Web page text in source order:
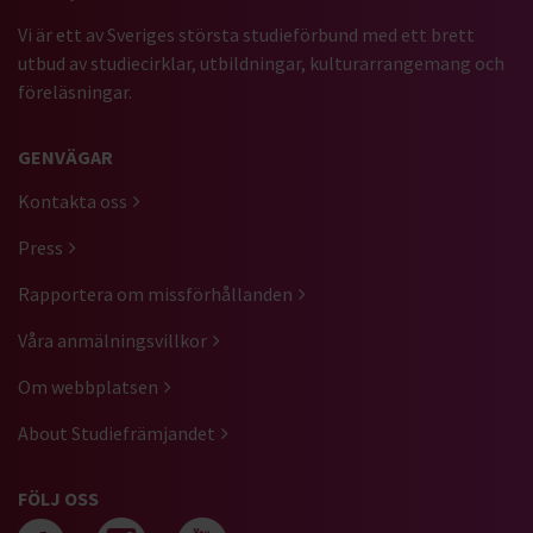
Vi är ett av Sveriges största studieförbund med ett brett
utbud av studiecirklar, utbildningar, kulturarrangemang och
föreläsningar.
GENVÄGAR
Kontakta oss
Press
Rapportera om missförhållanden
Våra anmälningsvillkor
Om webbplatsen
About Studiefrämjandet
FÖLJ OSS